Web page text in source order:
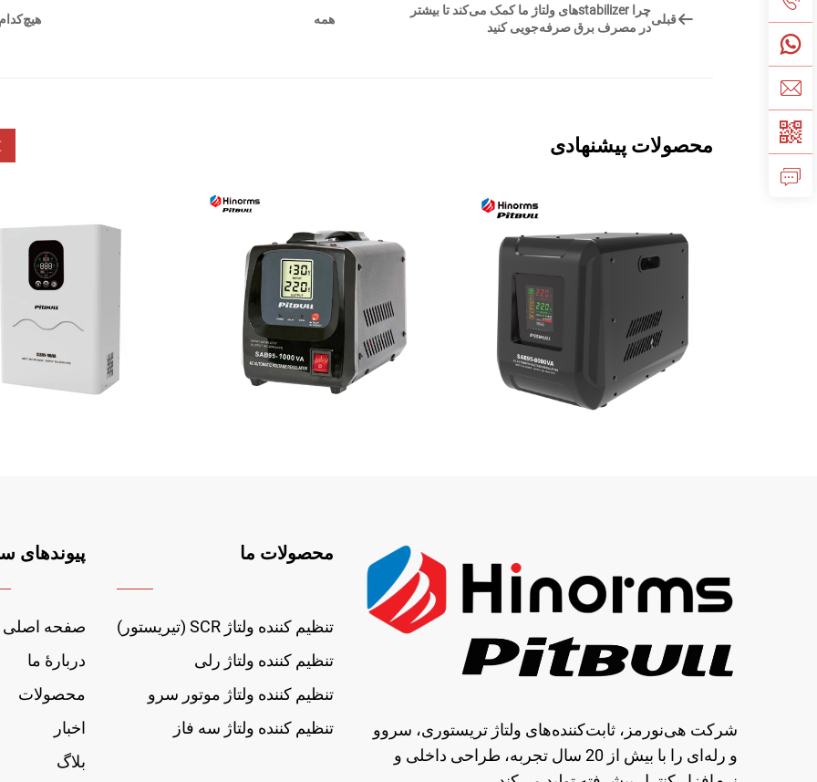
قبلی
چرا stabilizerهای ولتاژ ما کمک می‌کند تا بیشتر
در مصرف برق صرفه‌جویی کنید
همه
محصولات پیشنهادی
شرکت هی‌نورمز، ثابت‌کننده‌های ولتاژ تریستوری، سروو
و رله‌ای را با بیش از 20 سال تجربه، طراحی داخلی و
محصولات ما
تنظیم کننده ولتاژ SCR (تیریستور)
تنظیم کننده ولتاژ رلی
تنظیم کننده ولتاژ موتور سرو
تنظیم کننده ولتاژ سه فاز
پیوندهای
صفحه اصلی
دربارهٔ ما
محصولات
اخبار
بلاگ